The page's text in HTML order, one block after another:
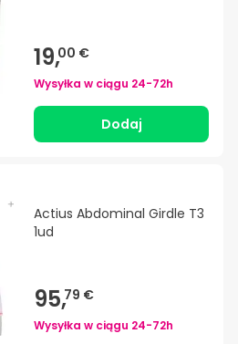
19,00 €
Wysyłka w ciągu 24-72h
Dodaj
Actius Abdominal Girdle T3
1ud
95,79 €
Wysyłka w ciągu 24-72h